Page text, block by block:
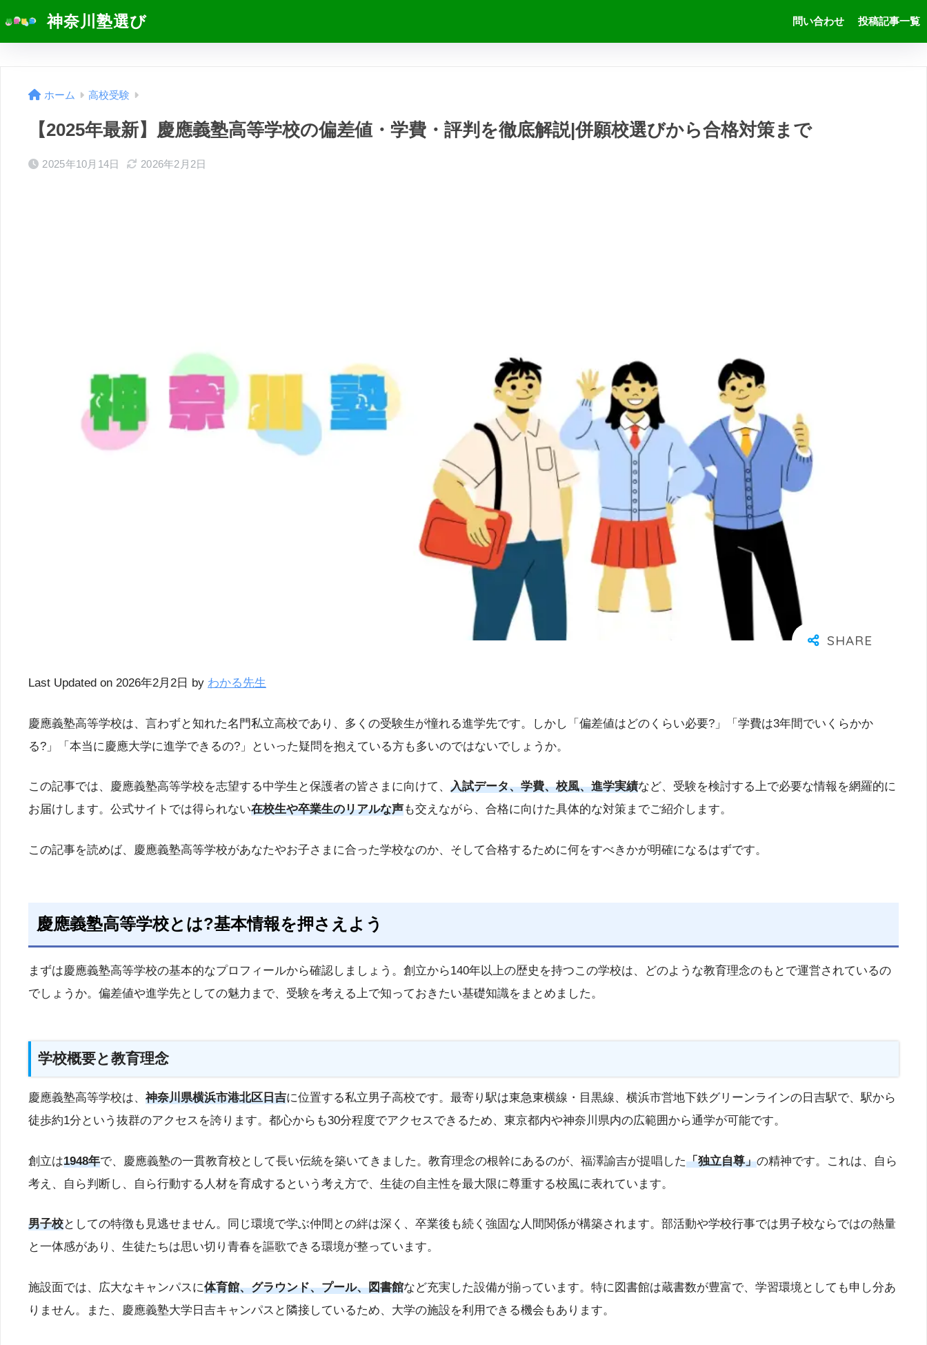
神奈川塾選び 問い合わせ 投稿記事一覧
ホーム 高校受験
【2025年最新】慶應義塾高等学校の偏差値・学費・評判を徹底解説|併願校選びから合格対策まで
2025年10月14日 2026年2月2日
Last Updated on 2026年2月2日 by わかる先生
慶應義塾高等学校は、言わずと知れた名門私立高校であり、多くの受験生が憧れる進学先です。しかし「偏差値はどのくらい必要?」「学費は3年間でいくらかか
る?」「本当に慶應大学に進学できるの?」といった疑問を抱えている方も多いのではないでしょうか。
この記事では、慶應義塾高等学校を志望する中学生と保護者の皆さまに向けて、 入試データ、学費、校風、進学実績など、受験を検討する上で必要な情報を網羅的に
お届けします。公式サイトでは得られない在校生や卒業生のリアルな声も交えながら、合格に向けた具体的な対策までご紹介します。
この記事を読めば、慶應義塾高等学校があなたやお子さまに合った学校なのか、そして合格するために何をすべきかが明確になるはずです。
慶應義塾高等学校とは?基本情報を押さえよう
まずは慶應義塾高等学校の基本的なプロフィールから確認しましょう。創立から140年以上の歴史を持つこの学校は、どのような教育理念のもとで運営されているの
でしょうか。偏差値や進学先としての魅力まで、受験を考える上で知っておきたい基礎知識をまとめました。
学校概要と教育理念
慶應義塾高等学校は、 神奈川県横浜市港北区日吉に位置する私立男子高校です。最寄り駅は東急東横線・目黒線、横浜市営地下鉄グリーンラインの日吉駅で、駅から
徒歩約1分という抜群のアクセスを誇ります。都心からも30分程度でアクセスできるため、東京都内や神奈川県内の広範囲から通学が可能です。
創立は1948年で、慶應義塾の一貫教育校として長い伝統を築いてきました。教育理念の根幹にあるのが、福澤諭吉が提唱した「独立自尊」の精神です。これは、自ら
考え、自ら判断し、自ら行動する人材を育成するという考え方で、生徒の自主性を最大限に尊重する校風に表れています。
男子校としての特徴も見逃せません。同じ環境で学ぶ仲間との絆は深く、卒業後も続く強固な人間関係が構築されます。部活動や学校行事では男子校ならではの熱量
と一体感があり、生徒たちは思い切り青春を謳歌できる環境が整っています。
施設面では、広大なキャンパスに体育館、グラウンド、プール、図書館など充実した設備が揃っています。特に図書館は蔵書数が豊富で、学習環境としても申し分あ
りません。また、慶應義塾大学日吉キャンパスと隣接しているため、大学の施設を利用できる機会もあります。